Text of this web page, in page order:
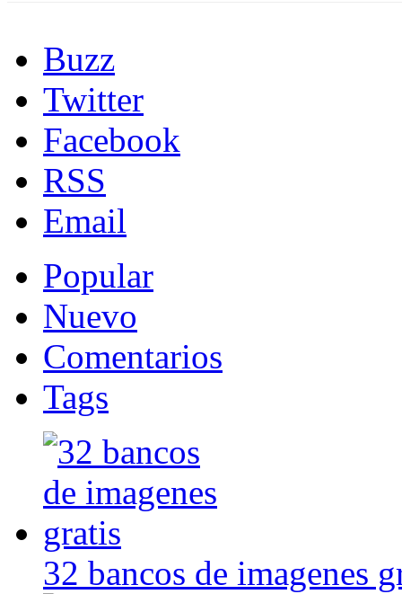
Buzz
Twitter
Facebook
RSS
Email
Popular
Nuevo
Comentarios
Tags
32 bancos de imagenes